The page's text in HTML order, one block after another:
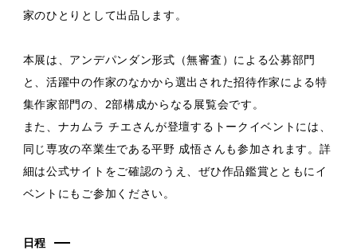
家のひとりとして出品します。
本展は、アンデパンダン形式（無審査）による公募部門
と、活躍中の作家のなかから選出された招待作家による特
集作家部門の、2部構成からなる展覧会です。
また、ナカムラ チエさんが登壇するトークイベントには、
同じ専攻の卒業生である平野 成悟さんも参加されます。詳
細は公式サイトをご確認のうえ、ぜひ作品鑑賞とともにイ
ベントにもご参加ください。
日程